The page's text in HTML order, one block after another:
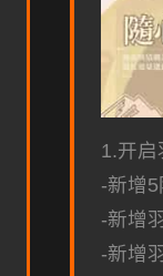
1.开启
-新增
-新增
-新增